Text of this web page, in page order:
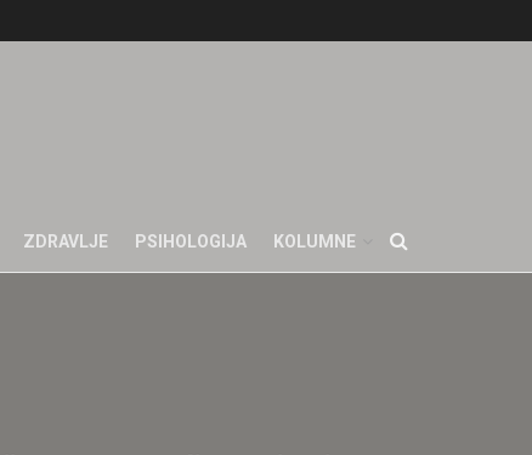
ZDRAVLJE PSIHOLOGIJA KOLUMNE